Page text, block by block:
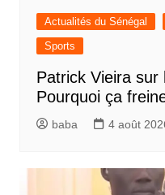
Actualités du Sénégal
Sports
Patrick Vieira sur
Pourquoi ça
baba 4 août